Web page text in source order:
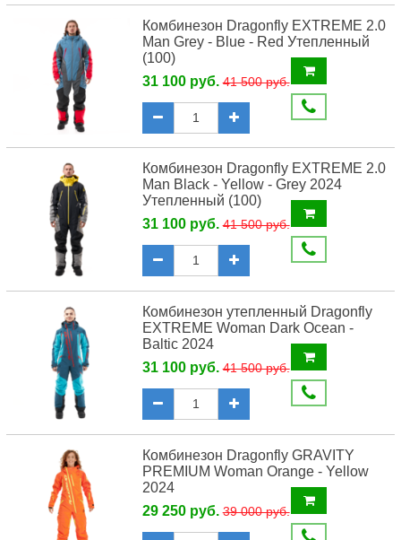
Комбинезон Dragonfly EXTREME 2.0
Man Grey - Blue - Red Утепленный
(100)
31 100 руб.41 500 руб.
Комбинезон Dragonfly EXTREME 2.0
Man Black - Yellow - Grey 2024
Утепленный (100)
31 100 руб.41 500 руб.
Комбинезон утепленный Dragonfly
EXTREME Woman Dark Ocean -
Baltic 2024
31 100 руб.41 500 руб.
Комбинезон Dragonfly GRAVITY
PREMIUM Woman Orange - Yellow
2024
29 250 руб.39 000 руб.